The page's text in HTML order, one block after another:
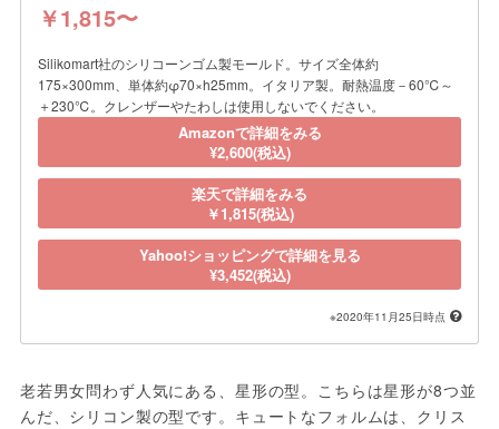
￥1,815〜
Silikomart社のシリコーンゴム製モールド。サイズ全体約
175×300mm、単体約φ70×h25mm。イタリア製。耐熱温度－60℃～
＋230℃。クレンザーやたわしは使用しないでください。
Amazonで詳細をみる
¥2,600(税込)
楽天で詳細をみる
￥1,815(税込)
Yahoo!ショッピングで詳細を見る
¥3,452(税込)
※2020年11月25日時点
老若男女問わず人気にある、星形の型。こちらは星形が8つ並
んだ、シリコン製の型です。キュートなフォルムは、クリス